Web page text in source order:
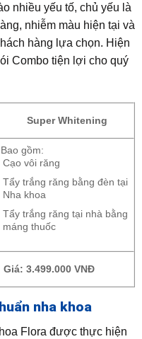
nhiều yếu tố, chủ yếu là
nhiễm màu hiện tại và
hàng lựa chọn. Hiện
Combo tiện lợi cho quý
Super Whitening
Bao gồm:
Cạo vôi răng
Tẩy trắng răng bằng đèn tại
Nha khoa
Tẩy trắng răng tại nhà bằng
máng thuốc
Giá: 3.499.000 VNĐ
nha khoa
Flora được thực hiện